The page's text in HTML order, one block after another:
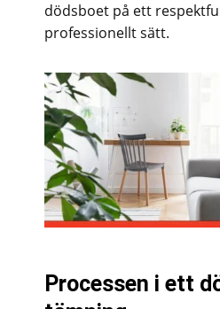
dödsboet på ett
professionellt sätt.
Processen i ett